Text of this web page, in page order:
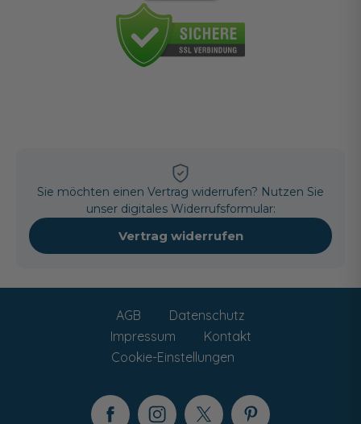
Sie möchten einen Vertrag widerrufen? Nutzen Sie
unser digitales Widerrufsformular:
Vertrag widerrufen
AGB
Datenschutz
Impressum
Kontakt
Cookie-Einstellungen